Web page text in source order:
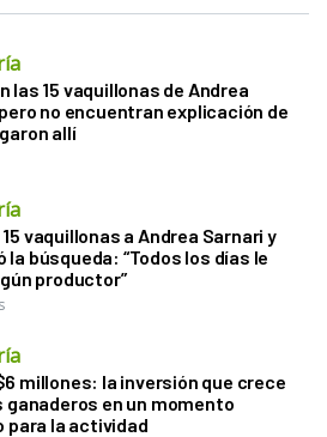
las 15 vaquillonas de Andrea
no encuentran explicación de
allí
vaquillonas a Andrea Sarnari y
la búsqueda: “Todos los días le
productor”
millones: la inversión que crece
ganaderos en un momento
para la actividad